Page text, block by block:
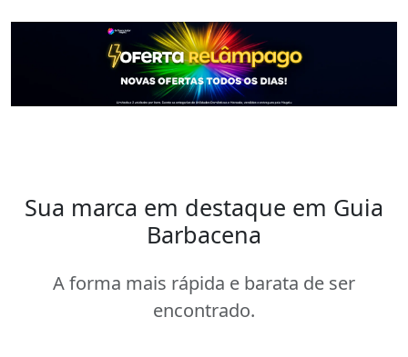
Sua marca em destaque em Guia
Barbacena
A forma mais rápida e barata de ser
encontrado.